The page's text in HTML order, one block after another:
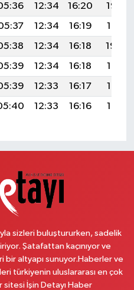
12:34 16:20
19:23
12:34 16:19
19:21
12:34 16:18
19:20
12:34 16:18
19:19
12:33 16:17
19:17
12:33 16:16 19:16
sizleri buluştururken, sadelik
Şatafattan kaçınıyor ve
bir altyapı sunuyor.Haberler ve
türkiyenin uluslararası en çok
İşin Detayı Haber